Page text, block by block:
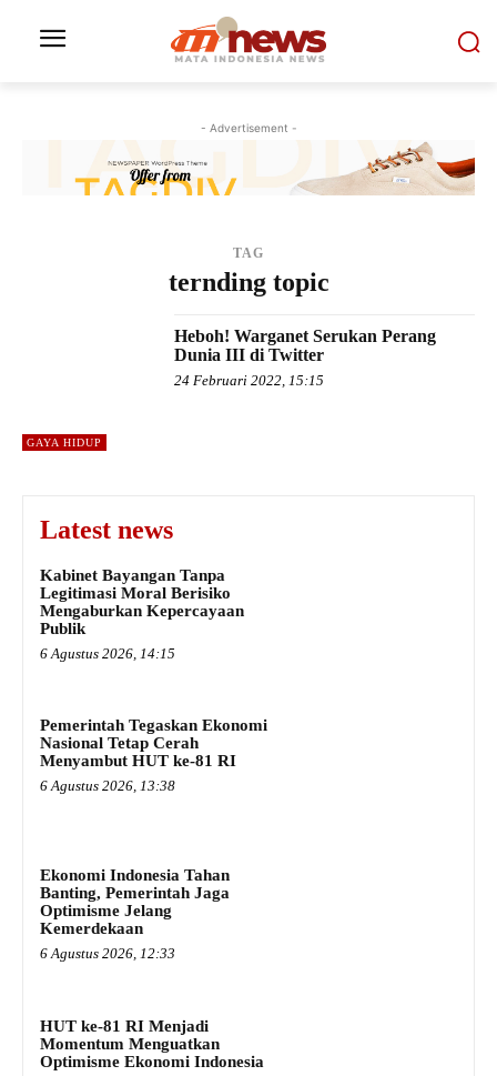
- Advertisement -
TAG
ternding topic
GAYA HIDUP
Heboh! Warganet Serukan Perang
Dunia III di Twitter
24 Februari 2022, 15:15
Latest news
Kabinet Bayangan Tanpa
Legitimasi Moral Berisiko
Mengaburkan Kepercayaan
Publik
6 Agustus 2026, 14:15
Pemerintah Tegaskan Ekonomi
Nasional Tetap Cerah
Menyambut HUT ke-81 RI
6 Agustus 2026, 13:38
Ekonomi Indonesia Tahan
Banting, Pemerintah Jaga
Optimisme Jelang
Kemerdekaan
6 Agustus 2026, 12:33
HUT ke-81 RI Menjadi
Momentum Menguatkan
Optimisme Ekonomi Indonesia